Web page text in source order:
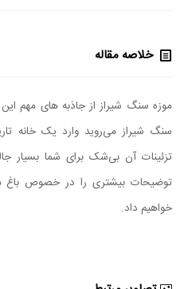
خلاصه مقاله
موزه سنگ شیراز از جاذبه های مهم
سنگ شیراز می‌روید وارد یک خانه
تزئینات آن بی‌شک برای شما بسیار
توضیحات بیشتری را در خصوص باغ
خواهیم داد.